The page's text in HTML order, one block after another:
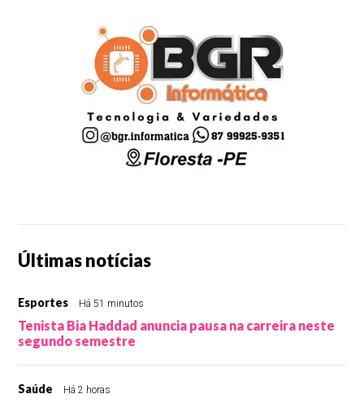
Últimas notícias
Esportes Há 51 minutos
Tenista Bia Haddad anuncia pausa na carreira neste
segundo semestre
Saúde Há 2 horas